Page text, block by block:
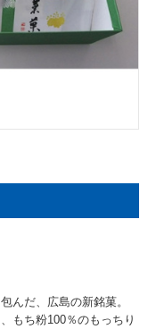
んだ、広島の新銘菓。
もち粉100％のもっちり